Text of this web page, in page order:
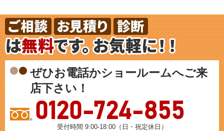
ぜひお電話かショールームへご来
店下さい！
0120-724-855
受付時間 9:00-18:00（日・祝定休日）